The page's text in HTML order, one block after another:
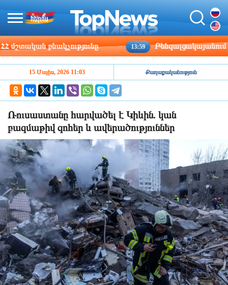
բնակչությունը 13:59 Բենզալցակայանում
15 Մայիս, 2026 11:03 Քաղաքականություն
Ռուսաստանը հարվածել է Կիևին. կան
բազմաթիվ զոհեր և ավերածություններ